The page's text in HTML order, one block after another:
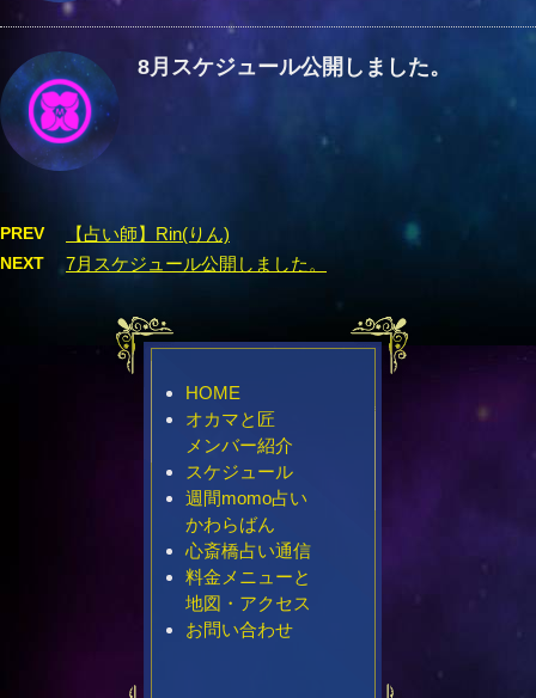
8月スケジュール公開しました。
PREV 【占い師】Rin(りん)
NEXT 7月スケジュール公開しました。
HOME
オカマと匠
メンバー紹介
スケジュール
週間momo占い
かわらばん
心斎橋占い通信
料金メニューと
地図・アクセス
お問い合わせ